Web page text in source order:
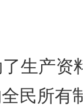
生产资
民所有